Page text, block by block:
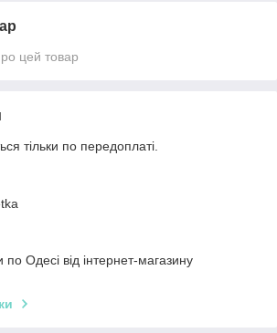
цей товар
тільки по передоплаті.
Одесі від інтернет-магазину